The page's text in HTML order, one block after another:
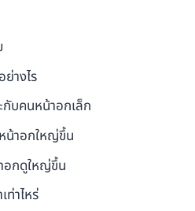
างไร
กับคนหน้าอกเล็ก
น้าอกใหญ่ขึ้น
อกดูใหญ่ขึ้น
ท่าไหร่